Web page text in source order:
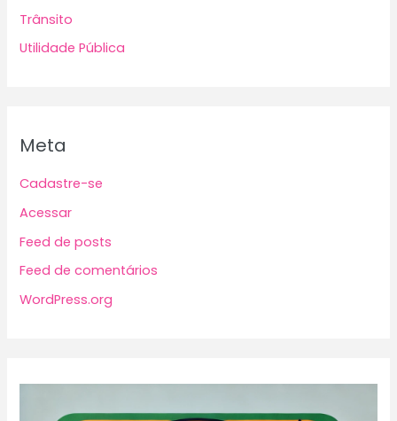
Trânsito
Utilidade Pública
Meta
Cadastre-se
Acessar
Feed de posts
Feed de comentários
WordPress.org